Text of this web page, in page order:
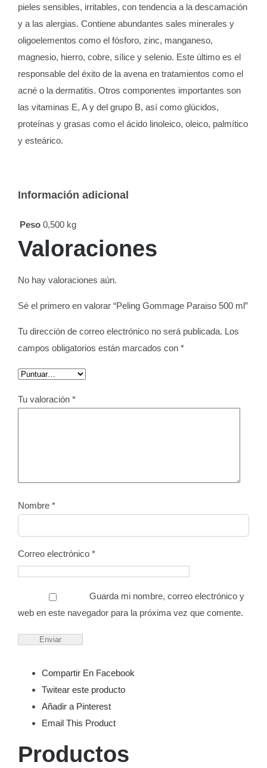
pieles sensibles, irritables, con tendencia a la descamación
y a las alergias. Contiene abundantes sales minerales y
oligoelementos como el fósforo, zinc, manganeso,
magnesio, hierro, cobre, sílice y selenio. Este último es el
responsable del éxito de la avena en tratamientos como el
acné o la dermatitis. Otros componentes importantes son
las vitaminas E, A y del grupo B, así como glúcidos,
proteínas y grasas como el ácido linoleico, oleico, palmítico
y esteárico.
Información adicional
Peso 0,500 kg
Valoraciones
No hay valoraciones aún.
Sé el primero en valorar “Peling Gommage Paraiso 500 ml”
Tu dirección de correo electrónico no será publicada. Los
campos obligatorios están marcados con *
Tu valoración *
Nombre *
Correo electrónico *
Guarda mi nombre, correo electrónico y
web en este navegador para la próxima vez que comente.
Compartir En Facebook
Twitear este producto
Añadir a Pinterest
Email This Product
Productos